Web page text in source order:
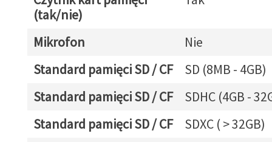
(tak/nie)
Mikrofon
Nie
Standard pamięci SD / CF
SD (8MB - 4GB)
Standard pamięci SD / CF
SDHC (4GB -
Standard pamięci SD / CF
SDXC ( > 32GB)